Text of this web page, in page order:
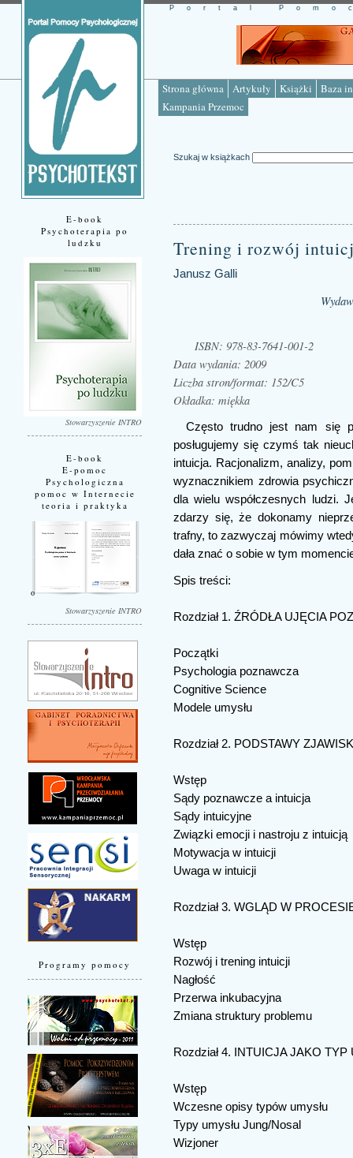
Strona główna Artykuły Książki
Baza
Kampania Przemoc
Portal
E-book
Psychoterapia po
ludzku
Stowarzyszenie INTRO
E-book
E-pomoc
Psychologiczna
pomoc w Internecie
teoria i praktyka
Stowarzyszenie INTRO
Programy pomocy
Szukaj w książkach
Trening i rozwój
Janusz Galli
ISBN: 978-83-7641-001-2
Data wydania: 2009
Liczba stron/format: 152/C5
Okładka: miękka
Często trudno jest nam się
posługujemy się czymś tak
intuicja. Racjonalizm, analizy,
wyznacznikiem zdrowia
dla wielu współczesnych ludzi.
zdarzy się, że dokonamy
trafny, to zazwyczaj mówimy
dała znać o sobie w tym
Spis treści:
Rozdział 1. ŹRÓDŁA UJĘCIA
Początki
Psychologia poznawcza
Cognitive Science
Modele umysłu
Rozdział 2. PODSTAWY
Wstęp
Sądy poznawcze a intuicja
Sądy intuicyjne
Związki emocji i nastroju z intuicją
Motywacja w intuicji
Uwaga w intuicji
Rozdział 3. WGLĄD W
Wstęp
Rozwój i trening intuicji
Nagłość
Przerwa inkubacyjna
Zmiana struktury problemu
Rozdział 4. INTUICJA JAKO TYP
Wstęp
Wczesne opisy typów umysłu
Typy umysłu Jung/Nosal
Wizjoner